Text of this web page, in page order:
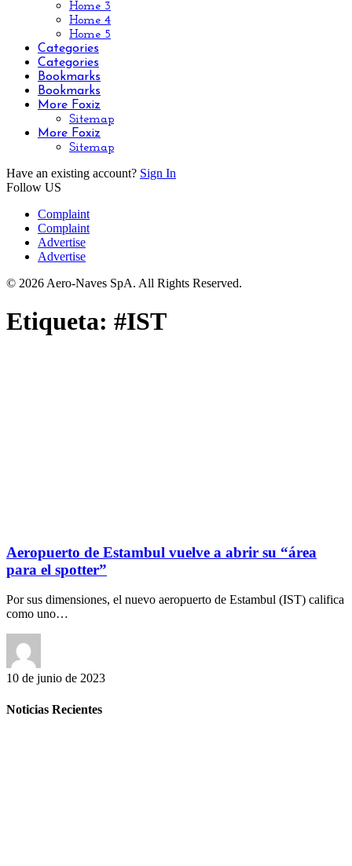
Home 3
Home 4
Home 5
Categories
Categories
Bookmarks
Bookmarks
More Foxiz
Sitemap
More Foxiz
Sitemap
Have an existing account? Sign In
Follow US
Complaint
Complaint
Advertise
Advertise
© 2026 Aero-Naves SpA. All Rights Reserved.
Etiqueta: #IST
Aeropuerto de Estambul vuelve a abrir su “área
para el spotter”
Por sus dimensiones, el nuevo aeropuerto de Estambul (IST) califica
como uno…
10 de junio de 2023
Noticias Recientes